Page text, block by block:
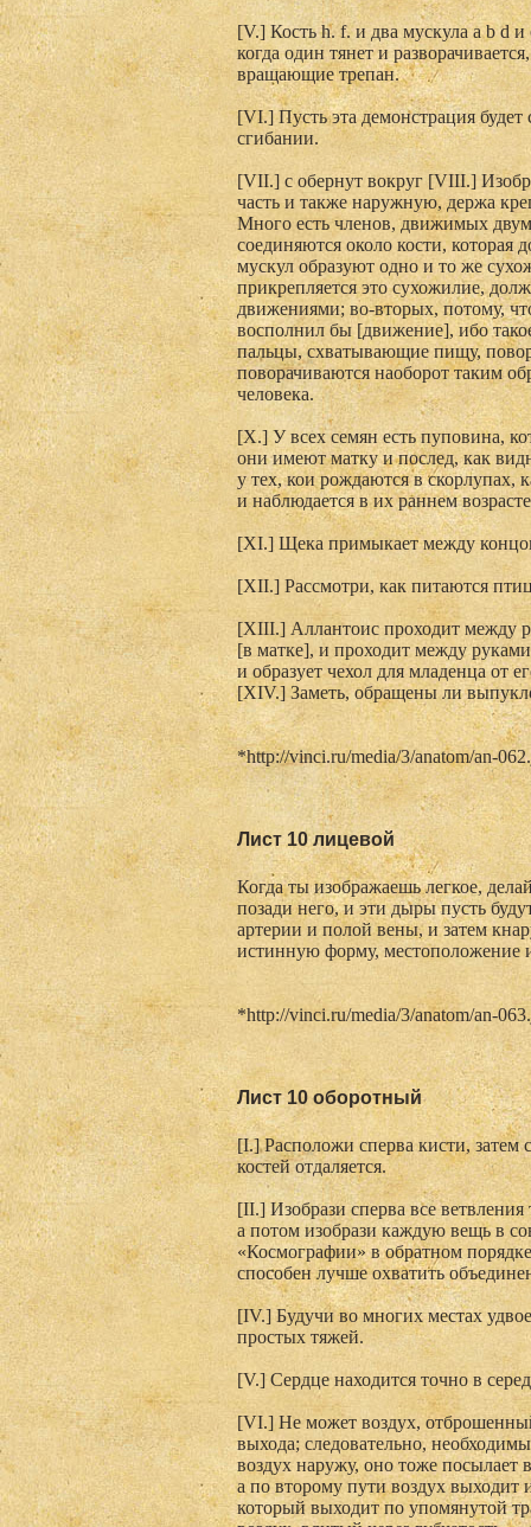
[V.] Кость h. f. и два мускула а b d
когда один тянет и
вращающие трепан.
[VI.] Пусть эта демонстрация
сгибании.
[VII.] с обернут вокруг [VIII.]
часть и также наружную, держа
Много есть членов, движимых
соединяются около кости, которая
мускул образуют одно и то же
прикрепляется это сухожилие,
движениями; во-вторых, потому,
восполнил бы [движение], ибо
пальцы, схватывающие пищу,
поворачиваются наоборот таким
человека.
[X.] У всех семян есть пуповина,
они имеют матку и послед, как
у тех, кои рождаются в
и наблюдается в их раннем
[XI.] Щека примыкает между
[XII.] Рассмотри, как питаются
[XIII.] Аллантоис проходит между
[в матке], и проходит между
и образует чехол для младенца от
[XIV.] Заметь, обращены ли
*http://vinci.ru/media/3/anatom/an-
Лист 10 лицевой
Когда ты изображаешь легкое,
позади него, и эти дыры пусть
артерии и полой вены, и затем
истинную форму, местоположение
*http://vinci.ru/media/3/anatom/an-
Лист 10 оборотный
[I.] Расположи сперва кисти, затем
костей отдаляется.
[II.] Изобрази сперва все
а потом изобрази каждую вещь в
«Космографии» в обратном
способен лучше охватить
[IV.] Будучи во многих местах
простых тяжей.
[V.] Сердце находится точно в
[VI.] Не может воздух,
выхода; следовательно,
воздух наружу, оно тоже посылает
а по второму пути воздух выходит
который выходит по упомянутой